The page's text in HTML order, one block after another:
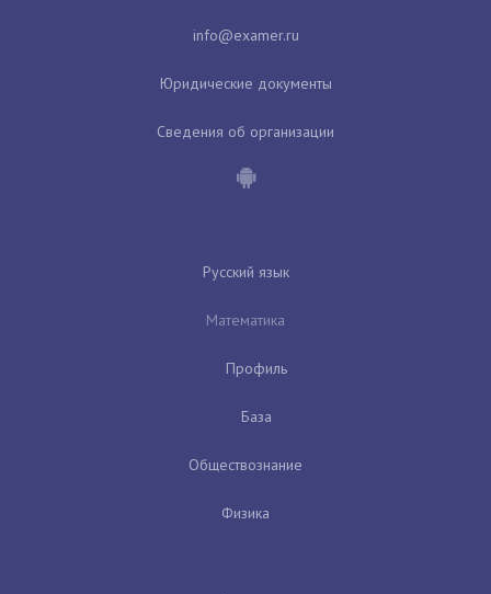
Юридические документы
Сведения об организации
Русский язык
Математика
Профиль
База
Обществознание
Физика